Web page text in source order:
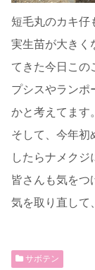
短毛丸のカキ
実生苗が大きく
てきた今日この
プシスやランポ
かと考えてます。
そして、今年初
したらナメクジ
皆さんも気をつ
気を取り直して
サボテン